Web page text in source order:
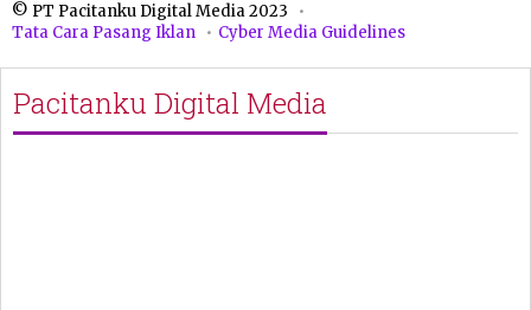
© PT Pacitanku Digital Media 2023
Tata Cara Pasang Iklan
Cyber Media Guidelines
Pacitanku Digital Media